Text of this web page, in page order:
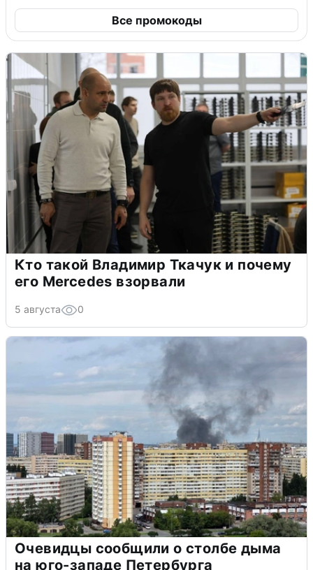
Все промокоды
Кто такой Владимир Ткачук и почему
его Mercedes взорвали
5 августа 0
Очевидцы сообщили о столбе дыма
на юго-западе Петербурга